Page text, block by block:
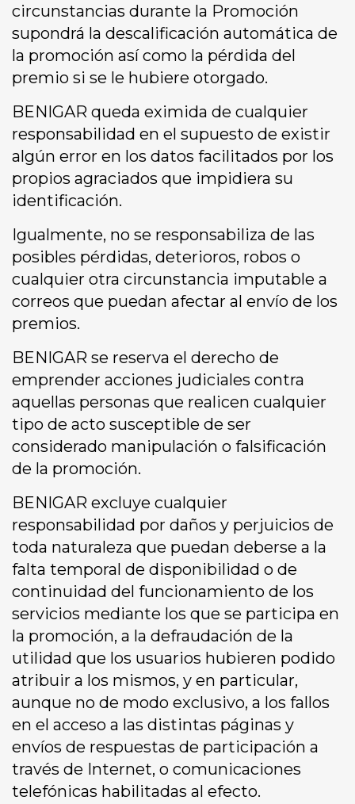
circunstancias durante la Promoción
supondrá la descalificación automática de
la promoción así como la pérdida del
premio si se le hubiere otorgado.
BENIGAR queda eximida de cualquier
responsabilidad en el supuesto de existir
algún error en los datos facilitados por los
propios agraciados que impidiera su
identificación.
Igualmente, no se responsabiliza de las
posibles pérdidas, deterioros, robos o
cualquier otra circunstancia imputable a
correos que puedan afectar al envío de los
premios.
BENIGAR se reserva el derecho de
emprender acciones judiciales contra
aquellas personas que realicen cualquier
tipo de acto susceptible de ser
considerado manipulación o falsificación
de la promoción.
BENIGAR excluye cualquier
responsabilidad por daños y perjuicios de
toda naturaleza que puedan deberse a la
falta temporal de disponibilidad o de
continuidad del funcionamiento de los
servicios mediante los que se participa en
la promoción, a la defraudación de la
utilidad que los usuarios hubieren podido
atribuir a los mismos, y en particular,
aunque no de modo exclusivo, a los fallos
en el acceso a las distintas páginas y
envíos de respuestas de participación a
través de Internet, o comunicaciones
telefónicas habilitadas al efecto.